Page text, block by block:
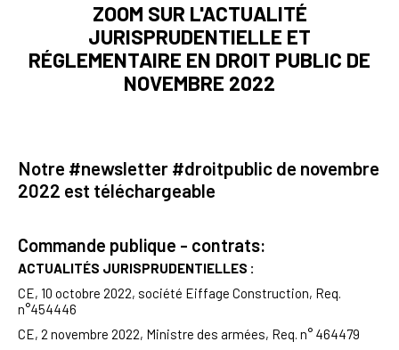
ZOOM SUR L'ACTUALITÉ
JURISPRUDENTIELLE ET
RÉGLEMENTAIRE EN DROIT PUBLIC DE
NOVEMBRE 2022
Notre #newsletter #droitpublic de novembre
2022 est téléchargeable
Commande publique - contrats:
ACTUALITÉS JURISPRUDENTIELLES :
CE, 10 octobre 2022, société Eiffage Construction, Req.
n°454446
CE, 2 novembre 2022, Ministre des armées, Req. n° 464479